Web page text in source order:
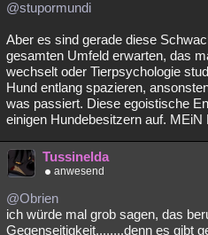
Musik Clash
Übersichten
Besucht Teilgenommen Alle
Lesenswert Schlüsselwörter
@stupormundi
Aber es sind gerade diese
gesamten Umfeld erwarten, das
wechselt oder Tierpsychologie
Hund entlang spazieren,
was passiert. Diese egoistische
einigen Hundebesitzern auf. MEiN
Tussinelda
anwesend
@Obrien
ich würde mal grob sagen, das
Gegenseitigkeit........denn es gibt